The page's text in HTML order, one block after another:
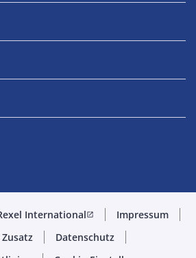
Internationalopen_in_new
Impressum
Zusatz
Datenschutz